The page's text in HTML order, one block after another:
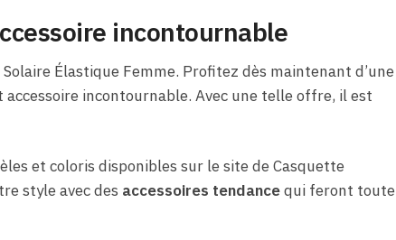
incontournable
Élastique Femme. Profitez dès maintenant d’une
incontournable. Avec une telle offre, il est
et coloris disponibles sur le site de Casquette
style avec des accessoires tendancequi feront toute